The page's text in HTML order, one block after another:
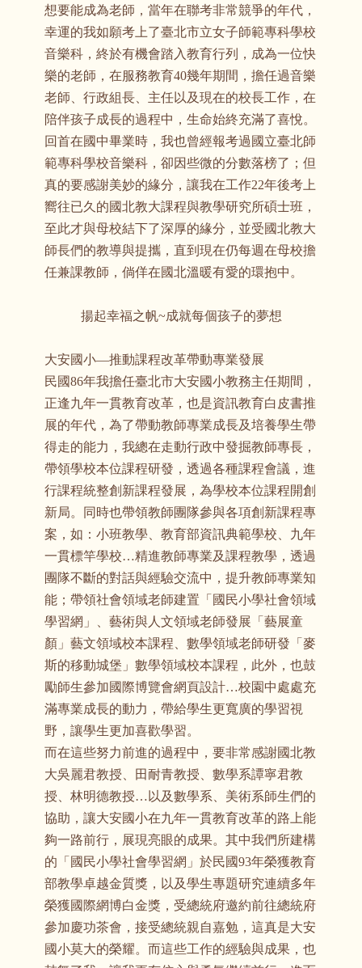
想要能成為老師，當年在聯考非常競爭的年代，
幸運的我如願考上了臺北市立女子師範專科學校
音樂科，終於有機會踏入教育行列，成為一位快
樂的老師，在服務教育40幾年期間，擔任過音樂
老師、行政組長、主任以及現在的校長工作，在
陪伴孩子成長的過程中，生命始終充滿了喜悅。
回首在國中畢業時，我也曾經報考過國立臺北師
範專科學校音樂科，卻因些微的分數落榜了；但
真的要感謝美妙的緣分，讓我在工作22年後考上
嚮往已久的國北教大課程與教學研究所碩士班，
至此才與母校結下了深厚的緣分，並受國北教大
師長們的教導與提攜，直到現在仍每週在母校擔
任兼課教師，倘佯在國北溫暖有愛的環抱中。
揚起幸福之帆~成就每個孩子的夢想
大安國小—推動課程改革帶動專業發展
民國86年我擔任臺北市大安國小教務主任期間，
正逢九年一貫教育改革，也是資訊教育白皮書推
展的年代，為了帶動教師專業成長及培養學生帶
得走的能力，我總在走動行政中發掘教師專長，
帶領學校本位課程研發，透過各種課程會議，進
行課程統整創新課程發展，為學校本位課程開創
新局。同時也帶領教師團隊參與各項創新課程專
案，如：小班教學、教育部資訊典範學校、九年
一貫標竿學校…精進教師專業及課程教學，透過
團隊不斷的對話與經驗交流中，提升教師專業知
能；帶領社會領域老師建置「國民小學社會領域
學習網」、藝術與人文領域老師發展「藝展童
顏」藝文領域校本課程、數學領域老師研發「麥
斯的移動城堡」數學領域校本課程，此外，也鼓
勵師生參加國際博覽會網頁設計…校園中處處充
滿專業成長的動力，帶給學生更寬廣的學習視
野，讓學生更加喜歡學習。
而在這些努力前進的過程中，要非常感謝國北教
大吳麗君教授、田耐青教授、數學系譚寧君教
授、林明德教授…以及數學系、美術系師生們的
協助，讓大安國小在九年一貫教育改革的路上能
夠一路前行，展現亮眼的成果。其中我們所建構
的「國民小學社會學習網」於民國93年榮獲教育
部教學卓越金質獎，以及學生專題研究連續多年
榮獲國際網博白金獎，受總統府邀約前往總統府
參加慶功茶會，接受總統親自嘉勉，這真是大安
國小莫大的榮耀。而這些工作的經驗與成果，也